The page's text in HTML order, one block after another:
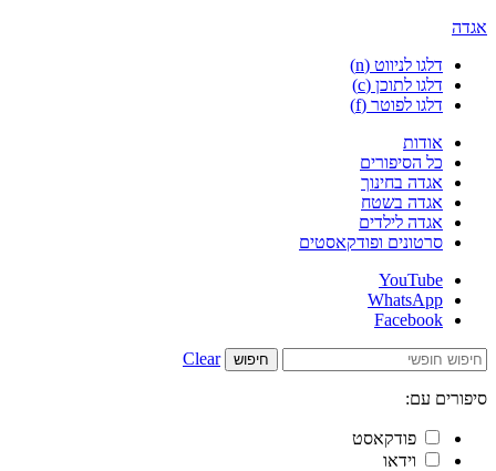
אגדה
דלגו לניווט (n)
דלגו לתוכן (c)
דלגו לפוטר (f)
אודות
כל הסיפורים
אגדה בחינוך
אגדה בשטח
אגדה לילדים
סרטונים ופודקאסטים
YouTube
WhatsApp
Facebook
חיפוש Clear
סיפורים עם:
פודקאסט
וידאו